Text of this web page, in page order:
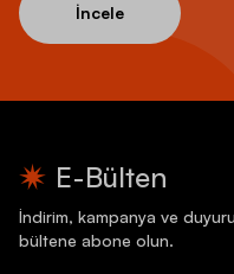
İncele
E-Bülten
İndirim, kampanya ve
bültene abone olun.